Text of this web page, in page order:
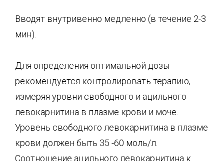
Вводят внутривенно медленно (в течение 2-3
мин).
Для определения оптимальной дозы
рекомендуется контролировать терапию,
измеряя уровни свободного и ацильного
левокарнитина в плазме крови и моче.
Уровень свободного левокарнитина в плазме
крови должен быть 35 -60 моль/л.
Соотношение ацильного левокарнитина к